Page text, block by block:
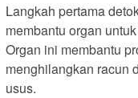
Langkah pertama
membantu organ
Organ ini membantu
menghilangkan racun
usus.